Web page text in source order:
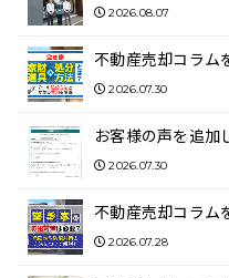
2026.08.07
不動産売却コラム
2026.07.30
お客様の声を追加
2026.07.30
不動産売却コラム
2026.07.28